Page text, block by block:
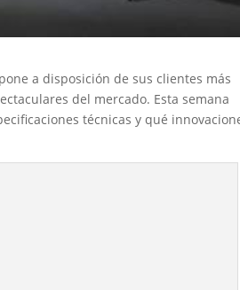
a disposición de sus clientes más
del mercado. Esta semana
técnicas y qué